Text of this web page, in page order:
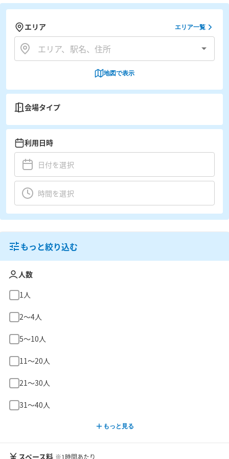
エリア エリア一覧
地図で表示
会場タイプ
利用日時
もっと絞り込む
人数
1人
2〜4人
5〜10人
11〜20人
21〜30人
31〜40人
もっと見る
スペース料 ※1時間あたり